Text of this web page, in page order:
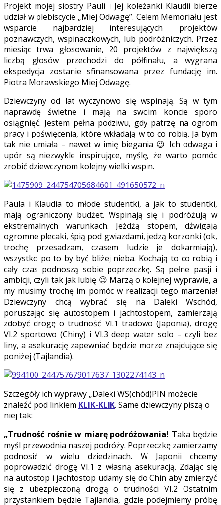
Projekt mojej siostry Pauli i Jej koleżanki Klaudii bierze
udział w plebiscycie „Miej Odwagę”. Celem Memoriału jest
wsparcie najbardziej interesujących projektów
poznawczych, wspinaczkowych, lub podróżniczych. Przez
miesiąc trwa głosowanie, 20 projektów z największą
liczbą głosów przechodzi do półfinału, a wygrana
ekspedycja zostanie sfinansowana przez fundację im.
Piotra Morawskiego Miej Odwagę.
Dziewczyny od lat wyczynowo się wspinają. Są w tym
naprawdę świetne i mają na swoim koncie sporo
osiągnięć. Jestem pełna podziwu, gdy patrzę na ogrom
pracy i poświęcenia, które wkładają w to co robią. Ja bym
tak nie umiała – nawet w imię biegania 😉 Ich odwaga i
upór są niezwykle inspirujące, myślę, że warto pomóc
zrobić dziewczynom kolejny wielki wspin.
Paula i Klaudia to młode studentki, a jak to studentki,
mają ograniczony budżet. Wspinają się i podróżują w
ekstremalnych warunkach. Jeżdżą stopem, dźwigają
ogromne plecaki, śpią pod gwiazdami, jedzą korzonki (ok,
trochę przesadzam, czasem ludzie je dokarmiają),
wszystko po to by być bliżej nieba. Kochają to co robią i
cały czas podnoszą sobie poprzeczkę. Są pełne pasji i
ambicji, czyli tak jak lubię 😉 Marzą o kolejnej wyprawie, a
my musimy trochę im pomóc w realizacji tego marzenia!
Dziewczyny chcą wybrać się na Daleki Wschód,
poruszając się autostopem i jachtostopem, zamierzają
zdobyć drogę o trudność VI.1 tradowo (Japonia), drogę
VI.2 sportowo (Chiny) i VI.3 deep water solo – czyli bez
liny, a asekurację zapewniać będzie morze znajdujące się
poniżej (Tajlandia).
Szczegóły ich wyprawy „Daleki WS(chód)PIN możecie
znaleźć pod linkiem KLIK-KLIK. Same dziewczyny piszą o
niej tak:
„Trudność rośnie w miarę podróżowania! Taka będzie
myśl przewodnia naszej podróży. Poprzeczkę zamierzamy
podnosić w wielu dziedzinach. W Japonii chcemy
poprowadzić drogę VI.1 z własną asekuracją. Zdając się
na autostop i jachtostop udamy się do Chin aby zmierzyć
się z ubezpieczoną drogą o trudności VI.2 Ostatnim
przystankiem będzie Tajlandia, gdzie podejmiemy próbę